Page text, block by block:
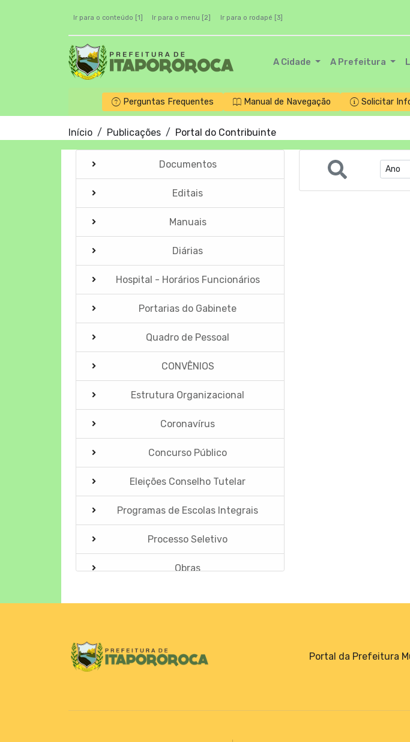
Ir para o conteúdo [1] Ir para o menu [2] Ir para o rodapé [3]
A Cidade A Prefeitura
Perguntas Frequentes Manual de Navegação Solicitar
Início Publicações Portal do Contribuinte
Documentos
Editais
Manuais
Diárias
Hospital - Horários Funcionários
Portarias do Gabinete
Quadro de Pessoal
CONVÊNIOS
Estrutura Organizacional
Coronavírus
Concurso Público
Eleições Conselho Tutelar
Programas de Escolas Integrais
Processo Seletivo
Obras
Mensário oficial
Portal da Prefeitura